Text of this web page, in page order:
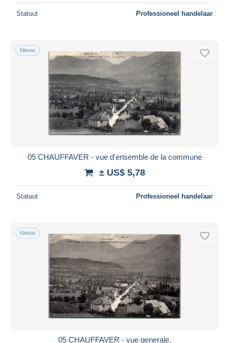
Statuut Professioneel handelaar
Nieuw
05 CHAUFFAVER - vue d'ensemble de la commune
± US$ 5,78
Statuut Professioneel handelaar
Nieuw
05 CHAUFFAVER - vue generale.